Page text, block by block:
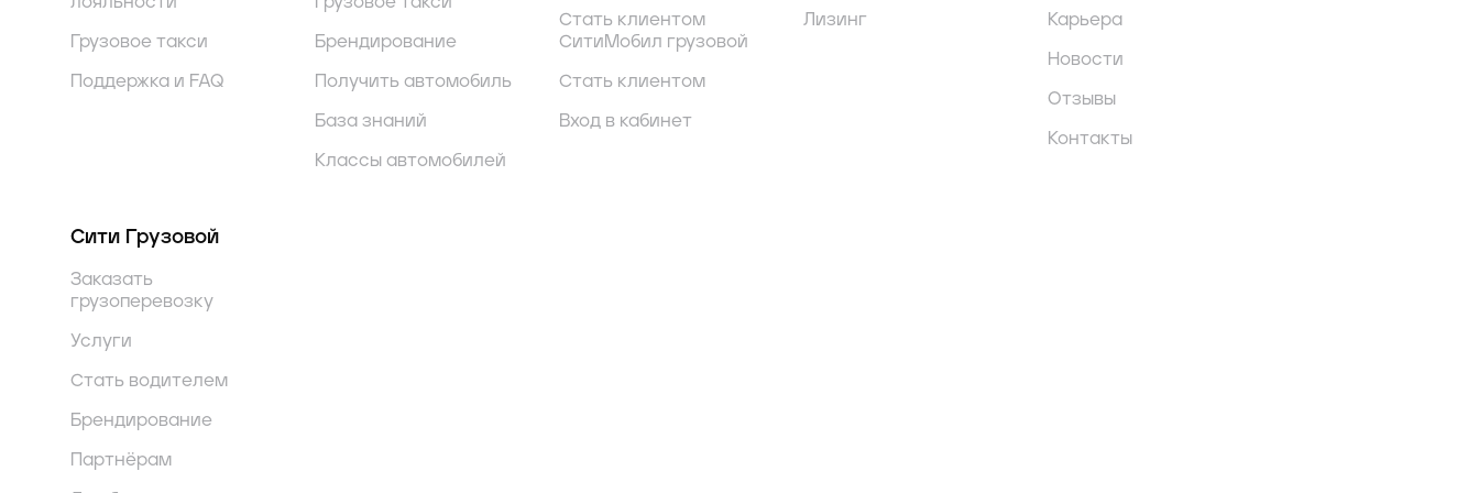
Грузовое такси
Поддержка и FAQ
Брендирование
Получить автомобиль
База знаний
Классы автомобилей
Стать клиентом
СитиМобил грузовой
Стать клиентом
Вход в кабинет
Лизинг Карьера
Новости
Отзывы
Контакты
Сити Грузовой
Заказать
грузоперевозку
Услуги
Стать водителем
Брендирование
Партнёрам